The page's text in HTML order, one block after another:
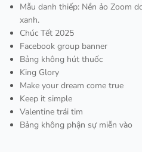
Mẫu danh thiếp: Nền ảo Zoom
xanh.
Chúc Tết 2025
Facebook group banner
Bảng không hút thuốc
King Glory
Make your dream come true
Keep it simple
Valentine trái tim
Bảng không phận sự miễn vào